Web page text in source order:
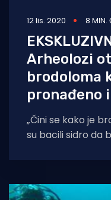
12 lis. 2020 8 MIN.
Arheolozi
brodoloma
pronađeno
„Čini se kako je
su bacili sidro da